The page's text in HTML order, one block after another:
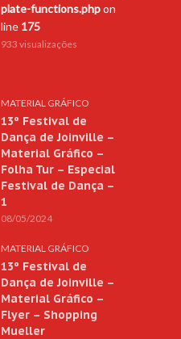
plate-functions.phpon
line 175
933 visualizações
MATERIAL GRÁFICO
13º Festival de
Dança de Joinville –
Material Gráfico –
Folha Tur – Especial
Festival de Dança –
1
08/05/2024
MATERIAL GRÁFICO
13º Festival de
Dança de Joinville –
Material Gráfico –
Flyer – Shopping
Mueller